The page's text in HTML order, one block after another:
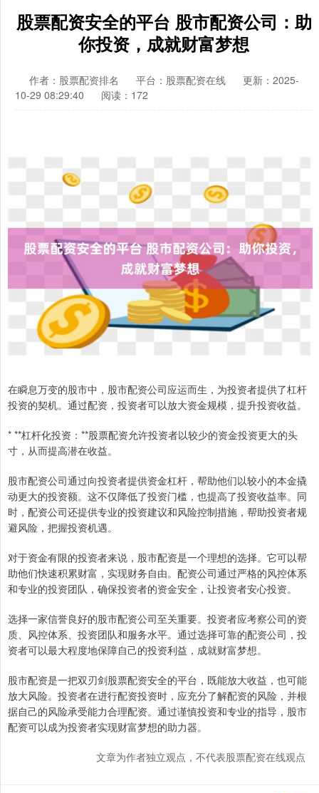
股票配资安全的平台 股市配资公司：助
你投资，成就财富梦想
作者：股票配资排名 平台：股票配资在线
更新：2025-
10-29 08:29:40
阅读：172
在瞬息万变的股市中，股市配资公司应运而生，为投资者提供了杠杆
投资的契机。通过配资，投资者可以放大资金规模，提升投资收益。
* **杠杆化投资：**股票配资允许投资者以较少的资金投资更大的头
寸，从而提高潜在收益。
股市配资公司通过向投资者提供资金杠杆，帮助他们以较小的本金撬
动更大的投资额。这不仅降低了投资门槛，也提高了投资收益率。同
时，配资公司还提供专业的投资建议和风险控制措施，帮助投资者规
避风险，把握投资机遇。
对于资金有限的投资者来说，股市配资是一个理想的选择。它可以帮
助他们快速积累财富，实现财务自由。配资公司通过严格的风控体系
和专业的投资团队，确保投资者的资金安全，让投资者安心投资。
选择一家信誉良好的股市配资公司至关重要。投资者应考察公司的资
质、风控体系、投资团队和服务水平。通过选择可靠的配资公司，投
资者可以最大程度地保障自己的投资利益，成就财富梦想。
股市配资是一把双刃剑股票配资安全的平台，既能放大收益，也可能
放大风险。投资者在进行配资投资时，应充分了解配资的风险，并根
据自己的风险承受能力合理配资。通过谨慎投资和专业的指导，股市
配资可以成为投资者实现财富梦想的助力器。
文章为作者独立观点，不代表股票配资在线观点